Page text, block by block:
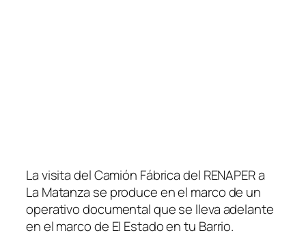
La visita del Camión Fábrica del RENAPER a
La Matanza se produce en el marco de un
operativo documental que se lleva adelante
en el marco de El Estado en tu Barrio.